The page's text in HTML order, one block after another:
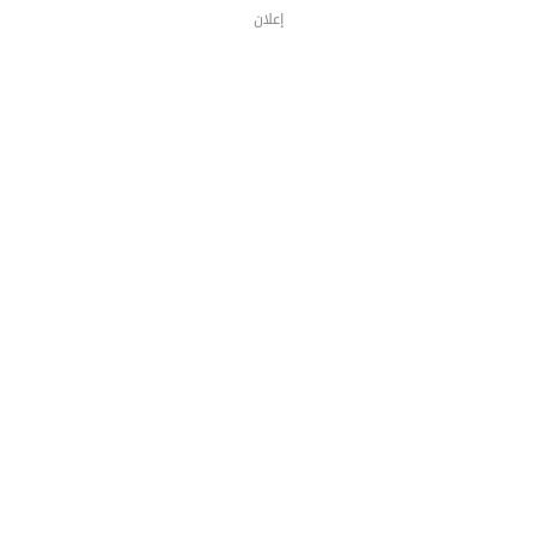
إعلان